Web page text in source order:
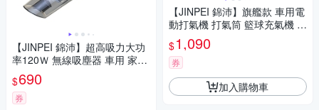
【JINPEI 錦沛】超高吸力大功
率120Ｗ 無線吸塵器 車用 家居
兩用 JV-03W
$690
券
【JINPEI 錦沛】旗艦款 車用電
動打氣機 打氣筒 籃球充氣機 胎
壓偵測 加大電池容量
$1,090
券
加入購物車